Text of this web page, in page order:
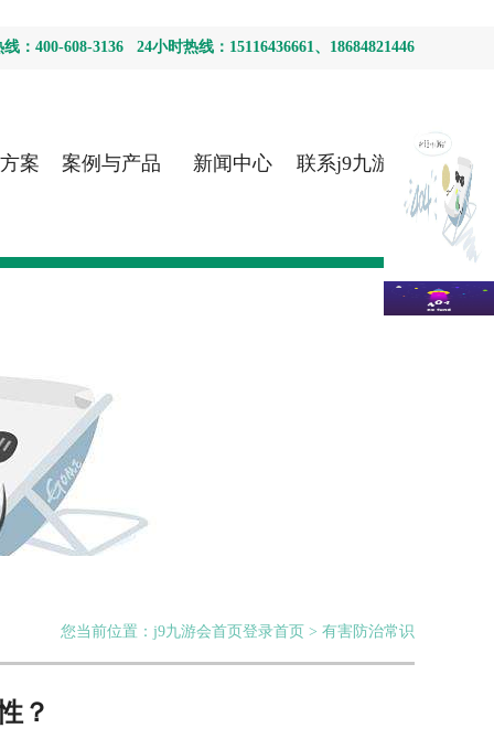
：400-608-3136 24小时热线：15116436661、18684821446
案 案例与产品 新闻中心 联系j9九游会
您当前位置：j9九游会首页登录首页 > 有害防治常识
？